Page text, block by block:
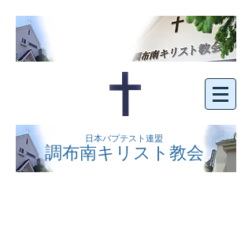
日本バプテスト連盟
調布南キリスト教会